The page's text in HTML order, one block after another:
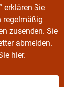
erklären Sie
regelmäßig
zusenden. Sie
abmelden.
hier.